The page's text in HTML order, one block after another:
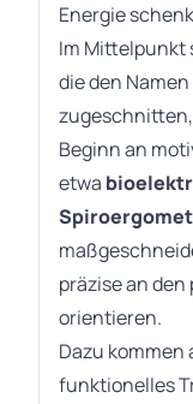
Energie
Im Mittelpunkt
die den
Beginn an
etwa
präzise an
orientieren.
Dazu
funktionelles